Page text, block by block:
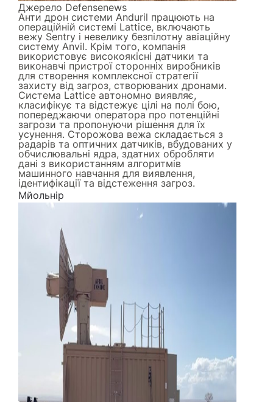
Джерело Defensenews
Анти дрон системи Anduril працюють на
операційній системі Lattice, включають
вежу Sentry і невелику безпілотну авіаційну
систему Anvil. Крім того, компанія
використовує високоякісні датчики та
виконавчі пристрої сторонніх виробників
для створення комплексної стратегії
захисту від загроз, створюваних дронами.
Система Lattice автономно виявляє,
класифікує та відстежує цілі на полі бою,
попереджаючи оператора про потенційні
загрози та пропонуючи рішення для їх
усунення. Сторожова вежа складається з
радарів та оптичних датчиків, вбудованих у
обчислювальні ядра, здатних обробляти
дані з використанням алгоритмів
машинного навчання для виявлення,
ідентифікації та відстеження загроз.
Мйольнір